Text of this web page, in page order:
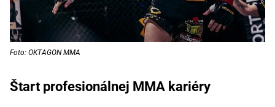
Foto: OKTAGON MMA
Štart profesionálnej MMA kariéry